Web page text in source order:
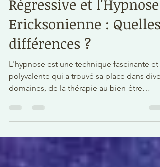
L'Hypnose Spirituelle
Régressive et l'Hypnose
Ericksonienne : Quelles
différences ?
L'hypnose est une technique fascinante et
domaines, de la thérapie au bien-être